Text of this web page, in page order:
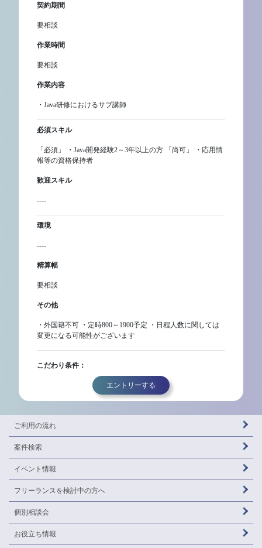
契約期間
要相談
作業時間
要相談
作業内容
・Java研修におけるサブ講師
必須スキル
「必須」 ・Java開発経験2～3年以上の方 「尚可」 ・応用情
報等の資格保持者
歓迎スキル
----
環境
----
精算幅
要相談
その他
・外国籍不可 ・定時800～1900予定 ・日程人数に関しては
変更になる可能性がございます
こだわり条件：
エントリーする
ご利用の流れ
案件検索
イベント情報
フリーランスを検討中の方へ
個別相談会
お役立ち情報